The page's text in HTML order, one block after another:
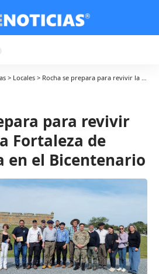
> Locales > Rocha se prepara para revivir la Toma de la Fortaleza de Santa Teresa en el Bicentenario
para revivir
Fortaleza de
en el Bicentenario